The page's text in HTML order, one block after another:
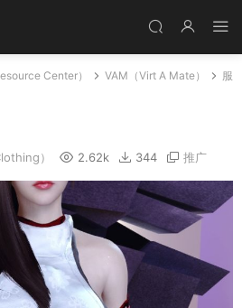
Center） VAM（Virt A Mate）
服
） 2.62k 344 推广